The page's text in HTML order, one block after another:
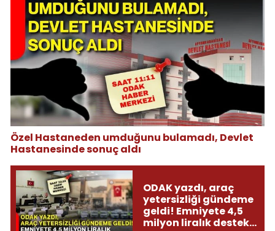
Özel Hastaneden umduğunu bulamadı, Devlet
Hastanesinde sonuç aldı
ODAK yazdı, araç
yetersizliği gündeme
geldi! Emniyete 4,5
milyon liralık destek